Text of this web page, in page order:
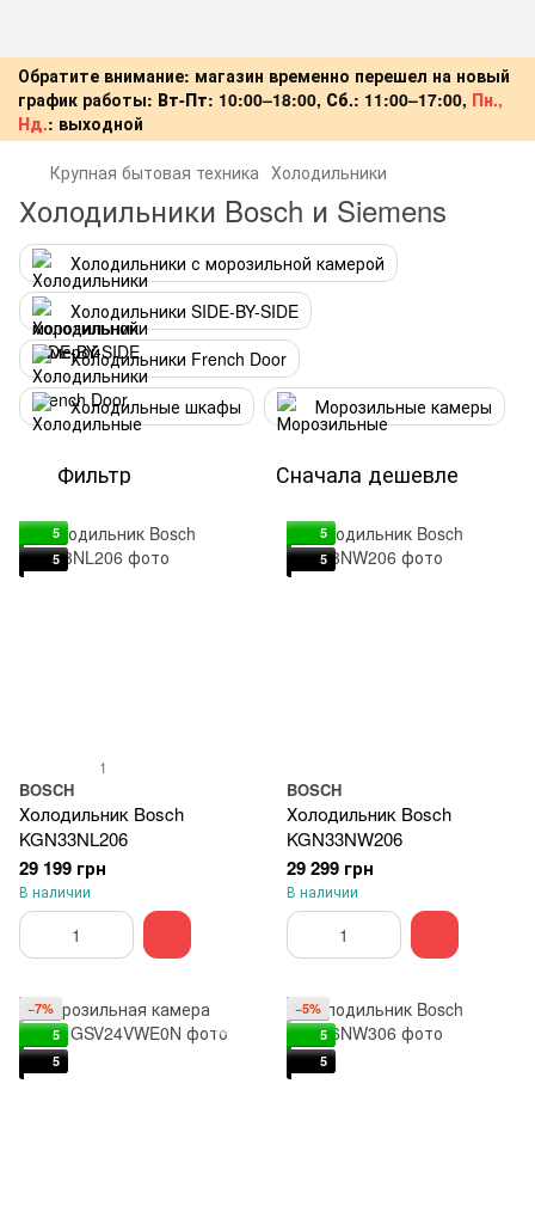
Обратите внимание: магазин временно перешел на новый
график работы: Вт-Пт: 10:00–18:00, Сб.: 11:00–17:00, Пн.,
Нд.: выходной
Крупная бытовая техника Холодильники
Холодильники Bosch и Siemens
Холодильники с морозильной камерой
Холодильники SIDE-BY-SIDE
Холодильники French Door
Холодильные шкафы
Морозильные камеры
Фильтр Сначала дешевле
5
5
1
BOSCH
Холодильник Bosch
KGN33NL206
29 199 грн
В наличии
5
5
BOSCH
Холодильник Bosch
KGN33NW206
29 299 грн
В наличии
−7%
5
5
−5%
5
5